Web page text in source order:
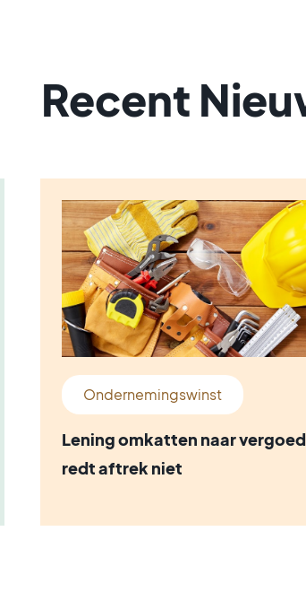
Recent
Ondernemingswinst
Lening omkatten naar
redt aftrek niet